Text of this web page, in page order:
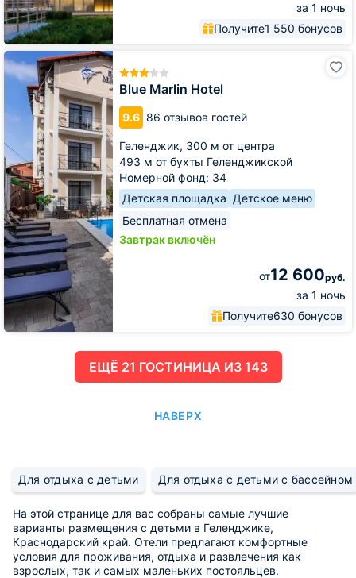
за 1 ночь
Получите1 550 бонусов
Blue Marlin Hotel
9.6 86 отзывов гостей
Геленджик, 300 м от центра
493 м от бухты Геленджикской
Номерной фонд: 34
Детская площадка Детское меню
Бесплатная отмена
Завтрак включён
от12 600руб.
за 1 ночь
Получите630 бонусов
Blue
Marlin
Hotel
ЕЩË 21 ГОСТИНИЦА ИЗ 143
НАВЕРХ
Для отдыха с детьми Для отдыха с детьми с бассейном
На этой странице для вас собраны самые лучшие
варианты размещения с детьми в Геленджике,
Краснодарский край. Отели предлагают комфортные
условия для проживания, отдыха и развлечения как
взрослых, так и самых маленьких постояльцев.